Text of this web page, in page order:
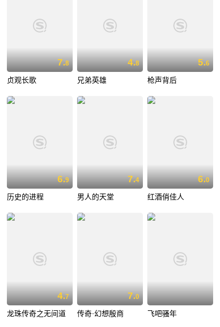
7.8
贞观长歌
4.8
兄弟英雄
5.6
枪声背后
6.9
历史的进程
7.4
男人的天堂
6.0
红酒俏佳人
4.7
龙珠传奇之无间道
7.0
传奇·幻想殷商 飞吧骚年